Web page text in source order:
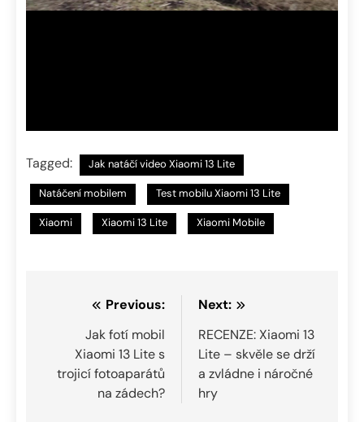
Tagged: Jak natáčí video Xiaomi 13 Lite
Natáčení mobilem Test mobilu Xiaomi 13 Lite
Xiaomi Xiaomi 13 Lite Xiaomi Mobile
Navigace
příspěvek
Previous:
Jak fotí mobil
Xiaomi 13 Lite s
trojicí fotoaparátů
na zádech?
Next:
RECENZE: Xiaomi 13
Lite – skvěle se drží
a zvládne i náročné
hry